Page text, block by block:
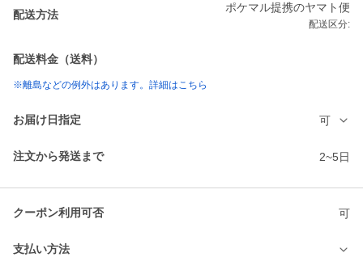
配送方法
ポケマル提携のヤマト便
配送区分:
配送料金（送料）
※離島などの例外はあります。詳細はこちら
お届け日指定 可
注文から発送まで 2~5日
クーポン利用可否 可
支払い方法